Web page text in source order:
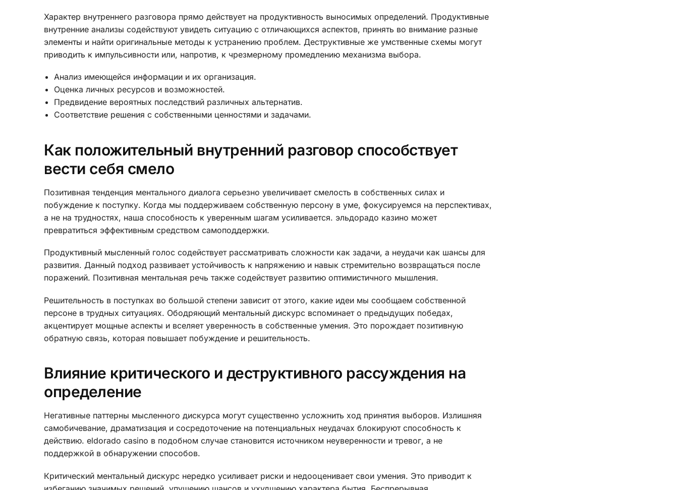
Характер внутреннего разговора прямо действует на продуктивность выносимых определений. Продуктивные
внутренние анализы содействуют увидеть ситуацию с отличающихся аспектов, принять во внимание разные
элементы и найти оригинальные методы к устранению проблем. Деструктивные же умственные схемы могут
приводить к импульсивности или, напротив, к чрезмерному промедлению механизма выбора.
Анализ имеющейся информации и их организация.
Оценка личных ресурсов и возможностей.
Предвидение вероятных последствий различных альтернатив.
Соответствие решения с собственными ценностями и задачами.
Как положительный внутренний разговор способствует
вести себя смело
Позитивная тенденция ментального диалога серьезно увеличивает смелость в собственных силах и
побуждение к поступку. Когда мы поддерживаем собственную персону в уме, фокусируемся на перспективах,
а не на трудностях, наша способность к уверенным шагам усиливается. эльдорадо казино может
превратиться эффективным средством самоподдержки.
Продуктивный мысленный голос содействует рассматривать сложности как задачи, а неудачи как шансы для
развития. Данный подход развивает устойчивость к напряжению и навык стремительно возвращаться после
поражений. Позитивная ментальная речь также содействует развитию оптимистичного мышления.
Решительность в поступках во большой степени зависит от этого, какие идеи мы сообщаем собственной
персоне в трудных ситуациях. Ободряющий ментальный дискурс вспоминает о предыдущих победах,
акцентирует мощные аспекты и вселяет уверенность в собственные умения. Это порождает позитивную
обратную связь, которая повышает побуждение и решительность.
Влияние критического и деструктивного рассуждения на
определение
Негативные паттерны мысленного дискурса могут существенно усложнить ход принятия выборов. Излишняя
самобичевание, драматизация и сосредоточение на потенциальных неудачах блокируют способность к
действию. eldorado casino в подобном случае становится источником неуверенности и тревог, а не
поддержкой в обнаружении способов.
Критический ментальный дискурс нередко усиливает риски и недооценивает свои умения. Это приводит к